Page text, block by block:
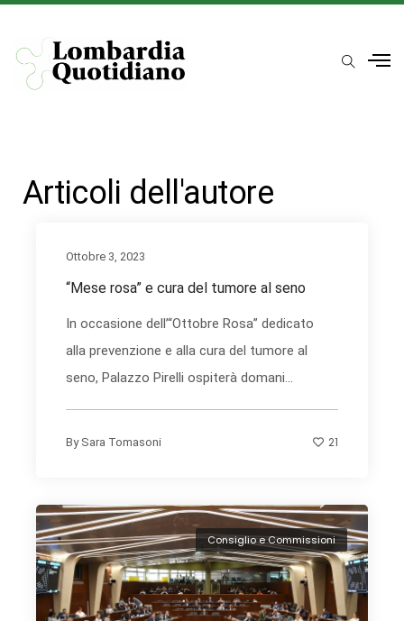
Articoli dell'autore
Ottobre 3, 2023
“Mese rosa” e cura del tumore al seno
In occasione dell’“Ottobre Rosa” dedicato
alla prevenzione e alla cura del tumore al
seno, Palazzo Pirelli ospiterà domani...
By Sara Tomasoni 21
Consiglio e Commissioni